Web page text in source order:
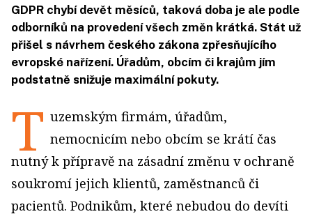
GDPR chybí devět měsíců, taková doba je ale podle
odborníků na provedení všech změn krátká. Stát už
přišel s návrhem českého zákona zpřesňujícího
evropské nařízení. Úřadům, obcím či krajům jím
podstatně snižuje maximální pokuty.
T uzemským firmám, úřadům,
nemocnicím nebo obcím se krátí čas
nutný k přípravě na zásadní změnu v ochraně
soukromí jejich klientů, zaměstnanců či
pacientů. Podnikům, které nebudou do devíti